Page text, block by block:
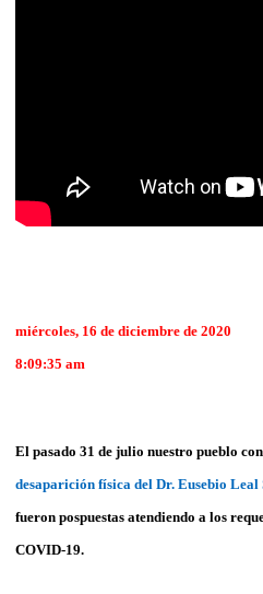
miércoles, 16 de diciembre de 2020
8:09:35 am
El pasado 31 de julio nuestro pueblo
desaparición física del Dr. Eusebio Leal
fueron pospuestas atendiendo a los
COVID-19.